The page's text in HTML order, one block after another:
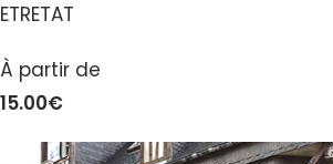
ETRETAT
À partir de
15.00€